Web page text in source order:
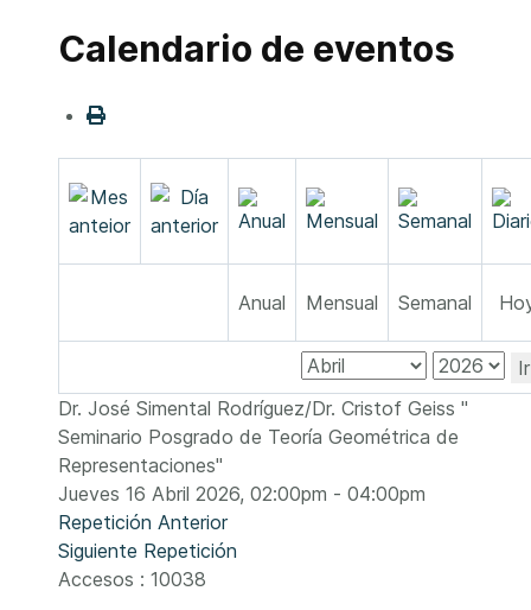
Calendario de eventos
Anual Mensual Semanal
Dr. José Simental Rodríguez/Dr. Cristof Geiss "
Seminario Posgrado de Teoría Geométrica de
Representaciones"
Jueves 16 Abril 2026, 02:00pm - 04:00pm
Repetición Anterior
Siguiente Repetición
Accesos : 10038